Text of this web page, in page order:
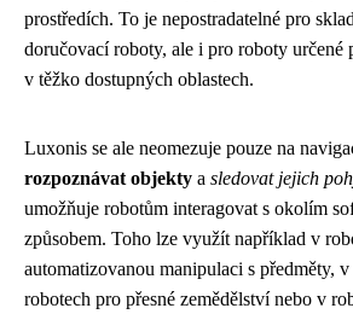
prostředích. To je nepostradatelné pro
doručovací roboty, ale i pro roboty určené
v těžko dostupných oblastech.
Luxonis se ale neomezuje pouze na
rozpoznávat objekty a sledovat jejich
umožňuje robotům interagovat s okolím
způsobem. Toho lze využít například v
automatizovanou manipulaci s předměty,
robotech pro přesné zemědělství nebo v